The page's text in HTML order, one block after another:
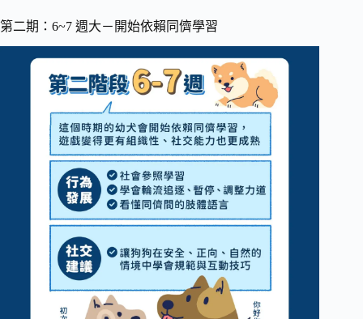
第二期：6~7 週大－開始依賴同儕學習